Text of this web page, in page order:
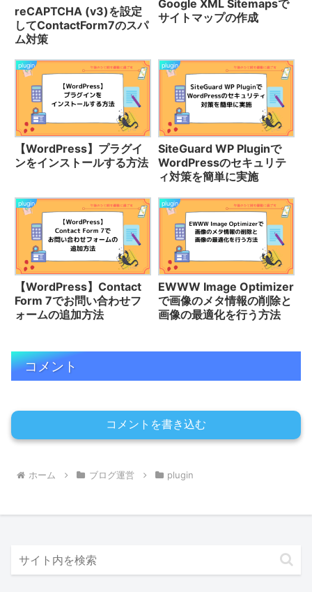
reCAPTCHA (v3)を設定
してContactForm7のスパ
ム対策
Google XML Sitemapsで
サイトマップの作成
plugin
【WordPress】プラグイ
ンをインストールする方法
plugin
SiteGuard WP Pluginで
WordPressのセキュリテ
ィ対策を簡単に実施
plugin
【WordPress】Contact
Form 7でお問い合わせフ
ォームの追加方法
plugin
EWWW Image Optimizer
で画像のメタ情報の削除と
画像の最適化を行う方法
コメント
コメントを書き込む
ホーム ブログ運営 plugin